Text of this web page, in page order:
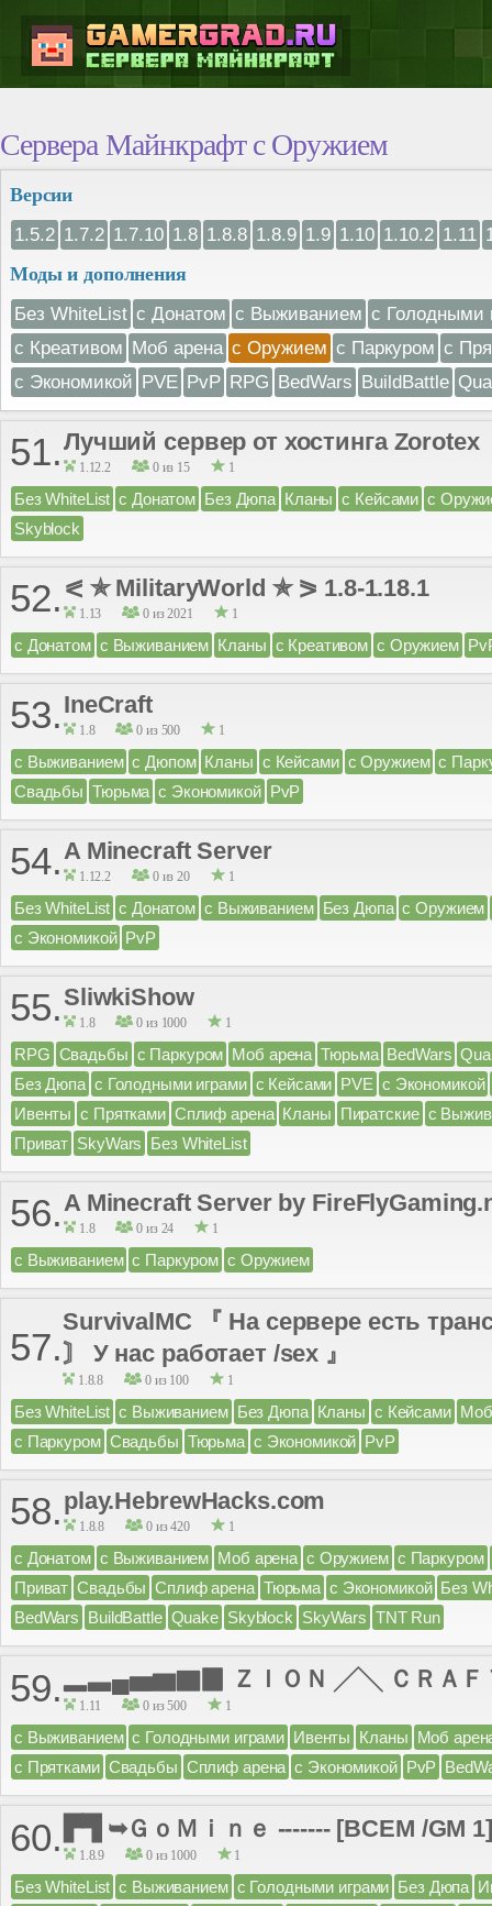
Сервера Майнкрафт с Оружием
Версии
1.5.2 1.7.2 1.7.10 1.8 1.8.8 1.8.9 1.9 1.10 1.10.2 1.11
Моды и дополнения
Без WhiteList с Донатом с Выживанием с Голодными
с Креативом Моб арена с Оружием с Паркуром с
с Экономикой PVE PvP RPG BedWars BuildBattle
51.Лучший сервер от хостинга Zorotex
1.12.2 0 из 15 1
Без WhiteList с Донатом Без Дюпа Кланы с Кейсами с
Skyblock
52. ⪕ ✯ MilitaryWorld ✯ ⪖ 1.8-1.18.1
1.13 0 из 2021 1
с Донатом с Выживанием Кланы с Креативом с Оружием
53. IneCraft
1.8 0 из 500 1
с Выживанием с Дюпом Кланы с Кейсами с Оружием с
Свадьбы Тюрьма с Экономикой PvP
54.A Minecraft Server
1.12.2 0 из 20 1
Без WhiteList с Донатом с Выживанием Без Дюпа с Оружием
с Экономикой PvP
55. SliwkiShow
1.8 0 из 1000 1
RPG Свадьбы с Паркуром Моб арена Тюрьма BedWars
Без Дюпа с Голодными играми с Кейсами PVE с Экономикой
Ивенты с Прятками Сплиф арена Кланы Пиратские с
Приват SkyWars Без WhiteList
56.A Minecraft Server by
1.8 0 из 24 1
с Выживанием с Паркуром с Оружием
57.
SurvivalMC 『 На сервере есть
〙 У нас работает /sex 』
1.8.8 0 из 100 1
Без WhiteList с Выживанием Без Дюпа Кланы с Кейсами
с Паркуром Свадьбы Тюрьма с Экономикой PvP
58. play.HebrewHacks.com
1.8.8 0 из 420 1
с Донатом с Выживанием Моб арена с Оружием с Паркуром
Приват Свадьбы Сплиф арена Тюрьма с Экономикой Без
BedWars BuildBattle Quake Skyblock SkyWars TNT Run
59.▂▃▄▅▆▇▉ ＺＩＯＮ ╱╲ ＣＲＡ
1.11 0 из 500 1
с Выживанием с Голодными играми Ивенты Кланы Моб
с Прятками Свадьбы Сплиф арена с Экономикой PvP
60. ▛▜ ➥ＧｏＭｉｎｅ ------- [BCEM /GM 1]
1.8.9 0 из 1000 1
Без WhiteList с Выживанием с Голодными играми Без Дюпа